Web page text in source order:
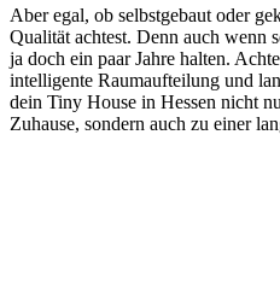
Aber egal, ob selbstgebaut oder
Qualität achtest. Denn auch wenn
ja doch ein paar Jahre halten.
intelligente Raumaufteilung und
dein Tiny House in Hessen nicht
Zuhause, sondern auch zu einer